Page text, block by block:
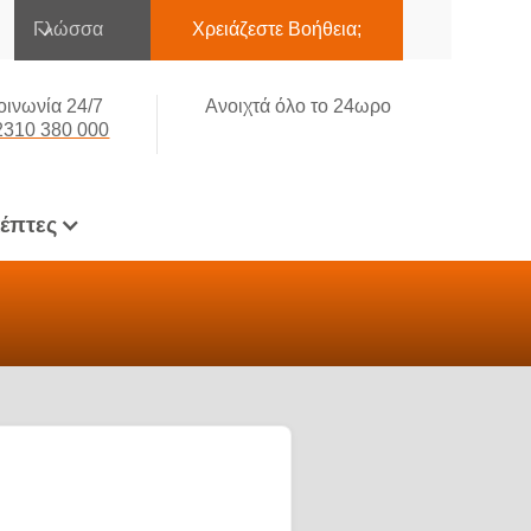
Γλώσσα Χρειάζεστε Βοήθεια;
24/7
380 000
Ανοιχτά όλο το 24ωρο